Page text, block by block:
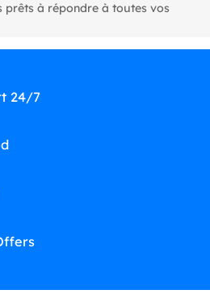
prêts à répondre à toutes vos
24/7